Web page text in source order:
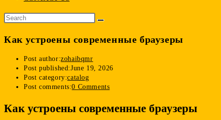
Как устроены современные браузеры
Post author:zohaibqmr
Post published:June 19, 2026
Post category:catalog
Post comments:0 Comments
Как устроены современные браузеры